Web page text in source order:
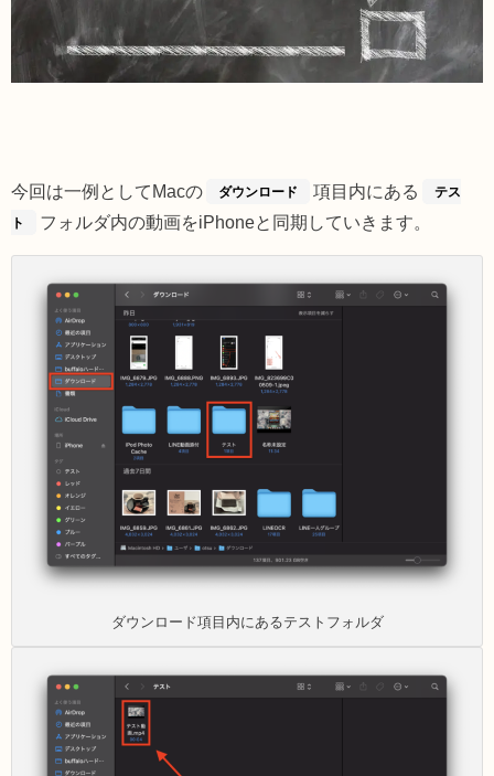
今回は一例としてMacの ダウンロード 項目内にある テス
ト フォルダ内の動画をiPhoneと同期していきます。
ダウンロード項目内にあるテストフォルダ